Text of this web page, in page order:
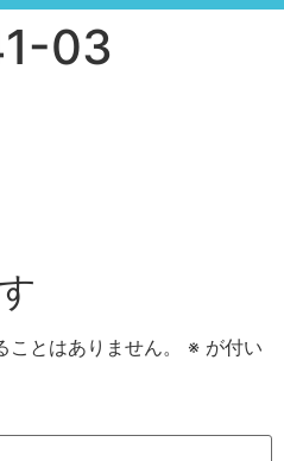
03
とはありません。 ※ が付い